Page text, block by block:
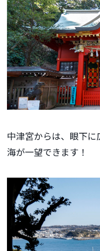
中津宮からは、眼下
海が一望できます！